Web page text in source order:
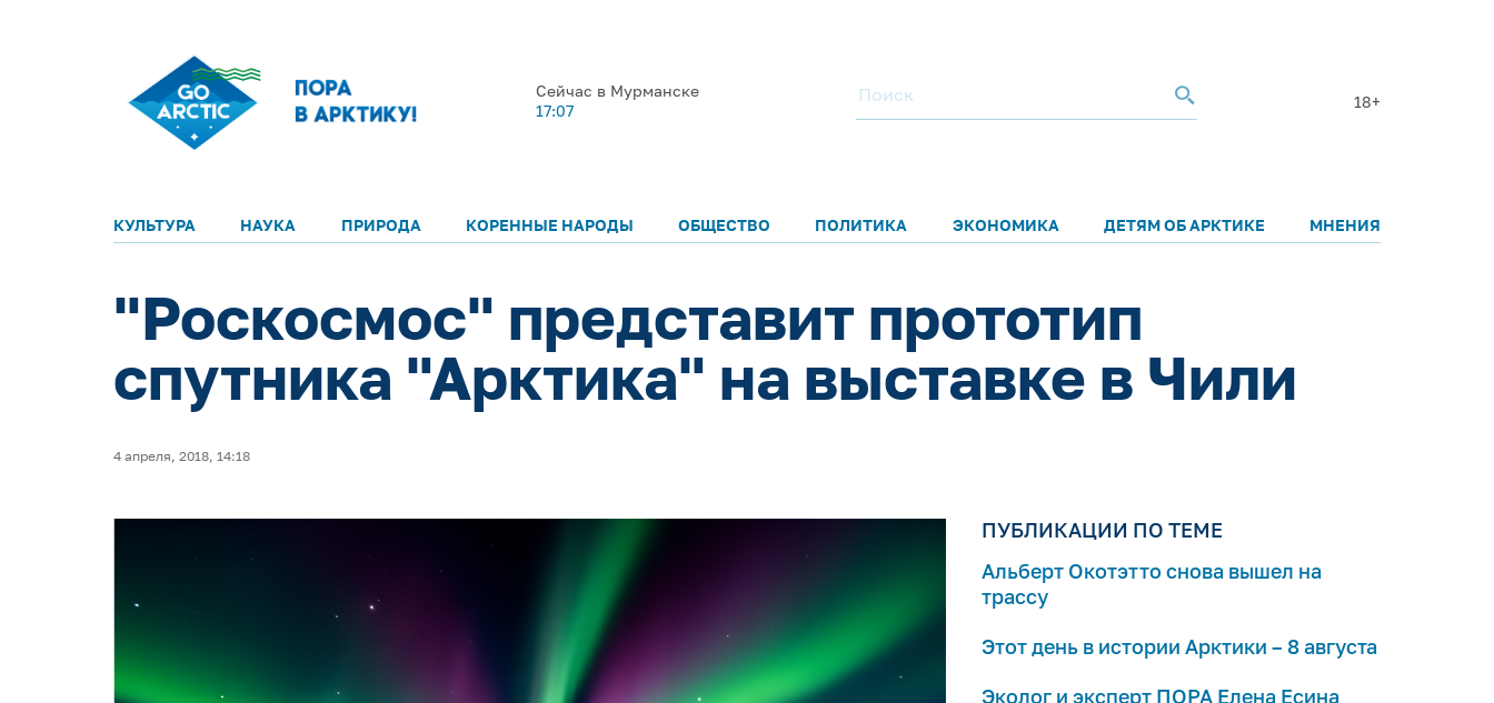
Сейчас в Мурманске
17:07
18+
КУЛЬТУРА НАУКА ПРИРОДА КОРЕННЫЕ НАРОДЫ ОБЩЕСТВО ПОЛИТИКА ЭКОНОМИКА ДЕТЯМ ОБ АРКТИКЕ МНЕНИЯ
"Роскосмос" представит прототип
спутника "Арктика" на выставке в Чили
4 апреля, 2018, 14:18
ПУБЛИКАЦИИ ПО ТЕМЕ
Альберт Окотэтто снова вышел на
трассу
Этот день в истории Арктики – 8 августа
Эколог и эксперт ПОРА Елена Есина